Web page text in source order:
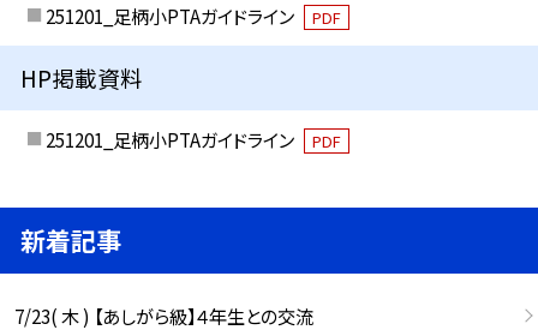
251201_足柄小PTAガイドライン
PDF
HP掲載資料
251201_足柄小PTAガイドライン PDF
新着記事
7/23( 木 ) 【あしがら級】４年生との交流